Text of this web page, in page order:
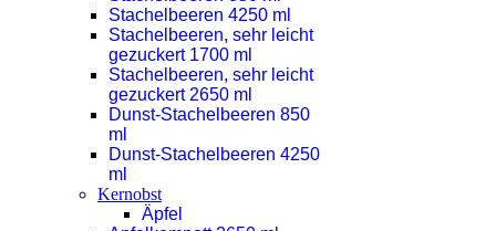
Stachelbeeren 4250 ml
Stachelbeeren, sehr leicht
gezuckert 1700 ml
Stachelbeeren, sehr leicht
gezuckert 2650 ml
Dunst-Stachelbeeren 850
ml
Dunst-Stachelbeeren 4250
ml
Kernobst
Äpfel